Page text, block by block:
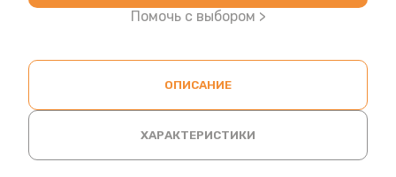
Помочь с выбором >
ОПИСАНИЕ
ХАРАКТЕРИСТИКИ